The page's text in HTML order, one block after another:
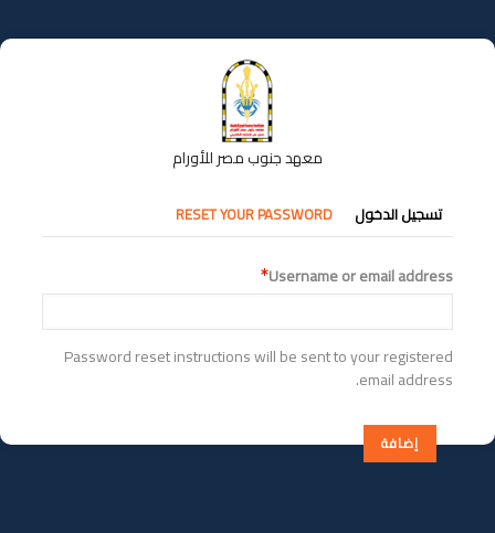
إلى
المحتوى
معهد جنوب مصر للأورام
التبويبات
الأساسية
تسجيل الدخول RESET YOUR PASSWORD
Username or email address
Password reset instructions will be sent to your registered
email address.